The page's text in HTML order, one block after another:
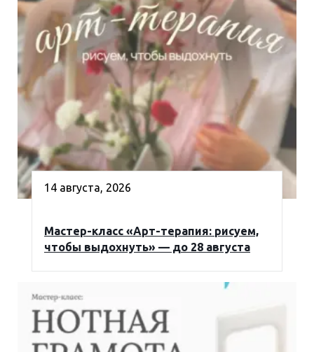
14 августа, 2026
Мастер-класс «Арт-терапия: рисуем,
чтобы выдохнуть» — до 28 августа